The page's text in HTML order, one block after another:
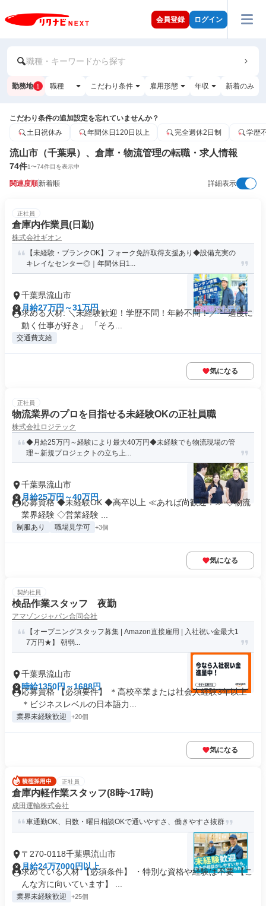
会員登録 ログイン
職種・キーワードから探す
勤務地 1 職種 こだわり条件 雇用形態 年収 新着のみ
こだわり条件の追加設定を忘れていませんか？
土日祝休み
年間休日120日以上 完全週休2日制 学歴
流山市（千葉県）、倉庫・物流管理の転職・求人情報
74件1〜74件目を表示中
関連度順新着順 詳細表示
正社員
倉庫内作業員(日勤)
株式会社ギオン
【未経験・ブランクOK】フォーク免許取得支援あり◆設備充実の
キレイなセンター◎｜年間休日1...
千葉県流山市
月給27万円～31万円
求める人材: ＼未経験歓迎！学歴不問！年齢不問！／ 「適度に
動く仕事が好き」 「そろ...
交通費支給
気になる
正社員
物流業界のプロを目指せる未経験OKの正社員職
株式会社ロジテック
◆月給25万円～経験により最大40万円◆未経験でも物流現場の管
理～新規プロジェクトの立ち上...
千葉県流山市
月給25万円～40万円
応募資格 ◆未経験OK ◆高卒以上 ≪あれば尚歓迎！≫ ◇物流
業界経験 ◇営業経験 ...
制服あり 職場見学可 +3個
気になる
契約社員
検品作業スタッフ 夜勤
アマゾンジャパン合同会社
【オープニングスタッフ募集 | Amazon直接雇用 | 入社祝い金最大1
7万円★】 朝弱...
千葉県流山市
時給1350円～1688円
応募資格 【必須要件】 ＊高校卒業または社会人経験3年以上
＊ビジネスレベルの日本語力...
業界未経験歓迎 +20個
気になる
正社員
倉庫内軽作業スタッフ(8時~17時)
成田運輸株式会社
車通勤OK、日数・曜日相談OKで通いやすさ、働きやすさ抜群
〒270-0118千葉県流山市
月給24万7000円以上
求めている人材 【必須条件】 ・特別な資格や経験は不要 【こ
んな方に向いています】 ...
業界未経験歓迎 +25個